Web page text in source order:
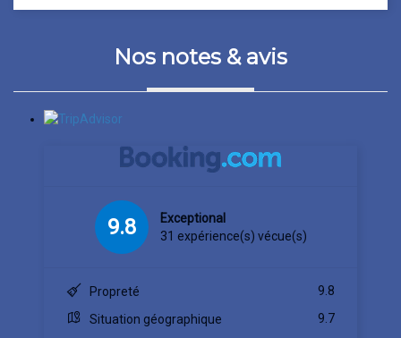
Nos notes & avis
9.8
Exceptional
31 expérience(s) vécue(s)
Propreté
9.8
Situation géographique
9.7